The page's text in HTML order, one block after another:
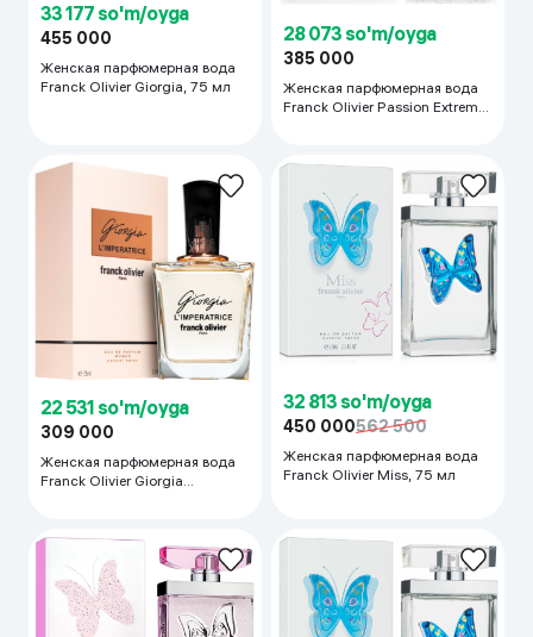
33 177 so'm/oyga
455 000
Женская парфюмерная вода
Franck Olivier Giorgia, 75 мл
28 073 so'm/oyga
385 000
Женская парфюмерная вода
Franck Olivier Passion Extreme,
22 531 so'm/oyga
309 000
Женская парфюмерная вода
Franck Olivier Giorgia
32 813 so'm/oyga
450 000562 500
Женская парфюмерная вода
Franck Olivier Miss, 75 мл